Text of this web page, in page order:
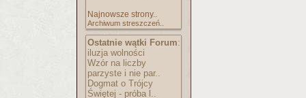
Najnowsze strony..
Archiwum streszczeń..
Ostatnie wątki Forum:
iluzja wolności
Wzór na liczby
parzyste i nie par..
Dogmat o Trójcy
Świętej - próba l..